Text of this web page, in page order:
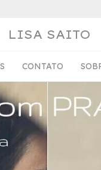
LISA SAITO
CONTATO